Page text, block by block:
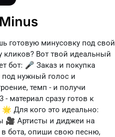
готовую минусовку под свой
кликов? Вот твой идеальный
бот: 🎤 Заказ и покупка
под нужный голос и
темп - и получи
материал сразу готов к
Для кого это идеально:
🎥 Артисты и диджеи на
бота, опиши свою песню,